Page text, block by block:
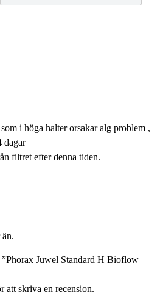
i höga halter orsakar alg problem ,
dagar
filtret efter denna tiden.
”Phorax Juwel Standard H Bioflow
att skriva en recension.